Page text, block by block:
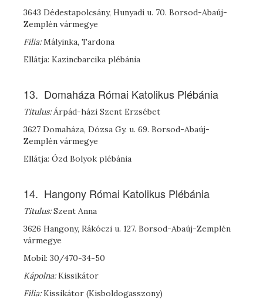
3643 Dédestapolcsány, Hunyadi u. 70. Borsod-Abaúj-
Zemplén vármegye
Filia:Mályinka, Tardona
Ellátja: Kazincbarcika plébánia
13. Domaháza Római Katolikus Plébánia
Titulus:Árpád-házi Szent Erzsébet
3627 Domaháza, Dózsa Gy. u. 69. Borsod-Abaúj-
Zemplén vármegye
Ellátja: Ózd Bolyok plébánia
14. Hangony Római Katolikus Plébánia
Titulus: Szent Anna
3626 Hangony, Rákóczi u. 127. Borsod-Abaúj-Zemplén
vármegye
Mobil: 30/470-34-50
Kápolna:Kissikátor
Filia:Kissikátor (Kisboldogasszony)